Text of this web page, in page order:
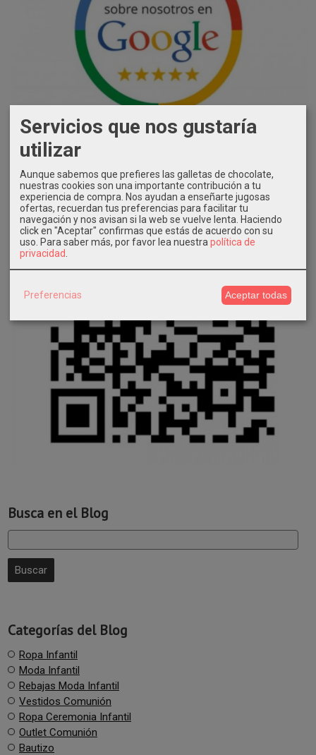
Busca en el Blog
Categorías del Blog
Ropa Infantil
Moda Infantil
Rebajas Moda Infantil
Vestidos Comunión
Ropa Ceremonia Infantil
Outlet Comunión
Bautizo
Servicios que nos gustaría
utilizar
Aunque sabemos que prefieres las galletas de chocolate,
nuestras cookies son una importante contribución a tu
experiencia de compra. Nos ayudan a enseñarte jugosas
ofertas, recuerdan tus preferencias para facilitar tu
navegación y nos avisan si la web se vuelve lenta. Haciendo
click en "Aceptar" confirmas que estás de acuerdo con su
uso. Para saber más, por favor lea nuestra política de
privacidad
Preferencias Aceptar todas